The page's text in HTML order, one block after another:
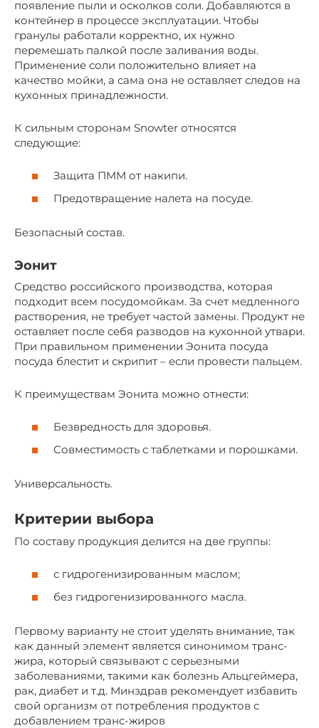
появление пыли и осколков соли. Добавляются в
контейнер в процессе эксплуатации. Чтобы
гранулы работали корректно, их нужно
перемешать палкой после заливания воды.
Применение соли положительно влияет на
качество мойки, а сама она не оставляет следов на
кухонных принадлежности.
К сильным сторонам Snowter относятся
следующие:
Защита ПММ от накипи.
Предотвращение налета на посуде.
Безопасный состав.
Эонит
Средство российского производства, которая
подходит всем посудомойкам. За счет медленного
растворения, не требует частой замены. Продукт не
оставляет после себя разводов на кухонной утвари.
При правильном применении Эонита посуда
посуда блестит и скрипит – если провести пальцем.
К преимуществам Эонита можно отнести:
Безвредность для здоровья.
Совместимость с таблетками и порошками.
Универсальность.
Критерии выбора
По составу продукция делится на две группы:
с гидрогенизированным маслом;
без гидрогенизированного масла.
Первому варианту не стоит уделять внимание, так
как данный элемент является синонимом транс-
жира, который связывают с серьезными
заболеваниями, такими как болезнь Альцгеймера,
рак, диабет и т.д. Минздрав рекомендует избавить
свой организм от потребления продуктов с
добавлением транс-жиров